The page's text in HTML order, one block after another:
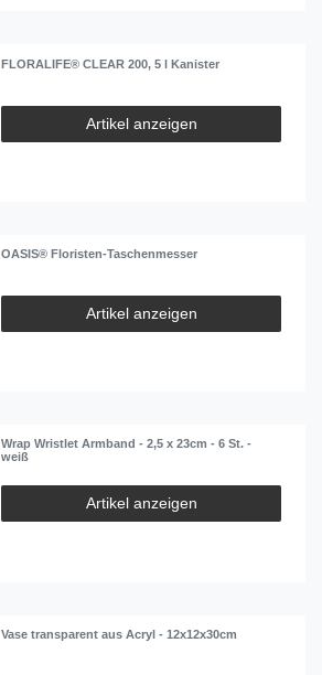
FLORALIFE® CLEAR 200, 5 l Kanister
Artikel anzeigen
OASIS® Floristen-Taschenmesser
Artikel anzeigen
Wrap Wristlet Armband - 2,5 x 23cm - 6 St. -
weiß
Artikel anzeigen
Vase transparent aus Acryl - 12x12x30cm